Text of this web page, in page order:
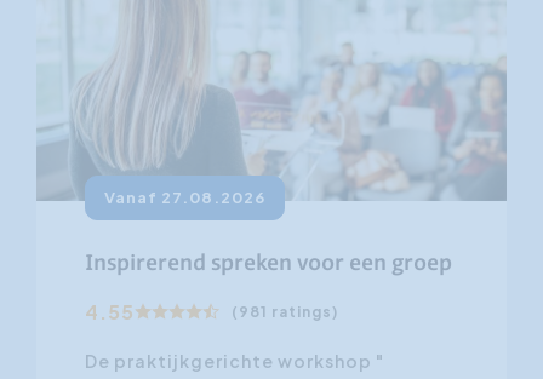
Vanaf 27.08.2026
Inspirerend spreken voor een groep
4.55 (981 ratings)
De praktijkgerichte workshop "